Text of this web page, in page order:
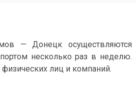
— Донецк осуществляются
несколько раз в неделю.
лиц и компаний.